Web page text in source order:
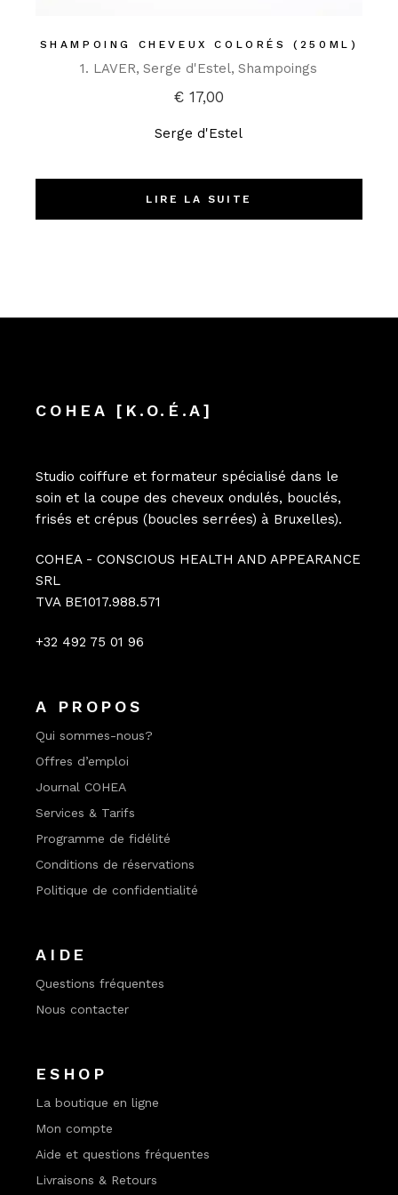
SHAMPOING CHEVEUX COLORÉS (250ML)
1. LAVER Serge d'Estel Shampoings
€ 17,00
Serge d'Estel
LIRE LA SUITE
COHEA [K.O.É.A]
Studio coiffure et formateur spécialisé dans le
soin et la coupe des cheveux ondulés, bouclés,
frisés et crépus (boucles serrées) à Bruxelles).
COHEA - CONSCIOUS HEALTH AND APPEARANCE
SRL
TVA BE1017.988.571
+32 492 75 01 96
A PROPOS
Qui sommes-nous?
Offres d’emploi
Journal COHEA
Services & Tarifs
Programme de fidélité
Conditions de réservations
Politique de confidentialité
AIDE
Questions fréquentes
Nous contacter
ESHOP
La boutique en ligne
Mon compte
Aide et questions fréquentes
Livraisons & Retours